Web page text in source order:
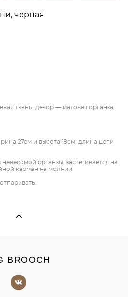
черная
ткань, декор — матовая органза,
27см и высота 18см, длина цепи
органзы, застегивается на
карман на молнии.
BROOCH